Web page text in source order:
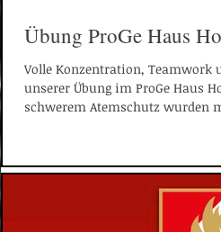
Übung ProGe Haus
Volle Konzentration, Teamwork
unserer Übung im ProGe Haus
schwerem Atemschutz wurden
über das Dach mithilfe unserer
unverzichtbar, um im Ernstfall